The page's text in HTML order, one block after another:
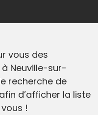
vous des
Neuville-sur-
recherche de
d’afficher la liste
!